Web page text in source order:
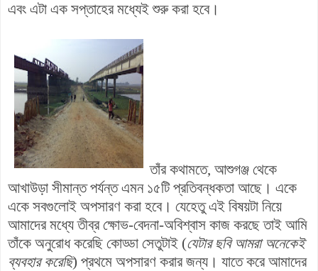
এবং এটা এক সপ্তাহের মধ্যেই শুরু করা হবে।
তাঁর কথামতে, আশুগঞ্জ থেকে
আখাউড়া সীমান্ত পর্যন্তএমন ১৫টি প্রতিবন্ধকতা আছে। একে
একে সবগুলোই অপসারণ করা হবে। যেহেতু এই বিষয়টা নিয়ে
আমাদের মধ্যে তীব্র ক্ষোভ-বেদনা-অবিশ্বাস কাজ করছে তাই আমি
তাঁকে অনুরোধ করেছি কোড্ডা সেতুটাই (যেটার ছবি আমরা অনেকেই
ব্যবহার করেছি) প্রথমে অপসারণ করার জন্য। যাতে করে আমাদের